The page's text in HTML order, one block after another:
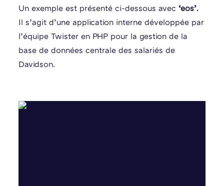
Un exemple est présenté ci-dessous avec ‘eos’.
Il s’agit d’une application interne développée par
l’équipe Twister en PHP pour la gestion de la
base de données centrale des salariés de
Davidson.